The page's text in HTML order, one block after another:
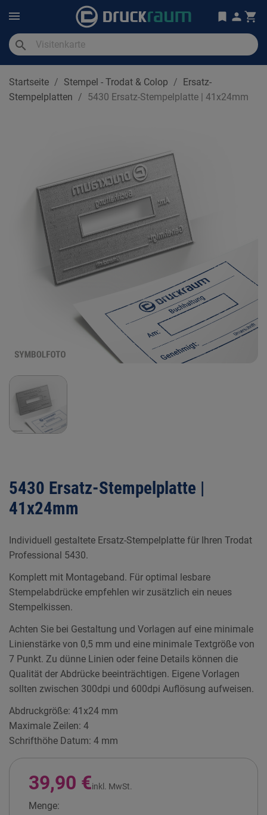
search
Startseite Stempel - Trodat & Colop
Ersatz-
Stempelplatten
5430 Ersatz-Stempelplatte | 41x24mm
5430 Ersatz-Stempelplatte |
41x24mm
Individuell gestaltete Ersatz-Stempelplatte für Ihren Trodat
Professional 5430.
Komplett mit Montageband. Für optimal lesbare
Stempelabdrücke empfehlen wir zusätzlich ein neues
Stempelkissen.
Achten Sie bei Gestaltung und Vorlagen auf eine minimale
Linienstärke von 0,5 mm und eine minimale Textgröße von
7 Punkt. Zu dünne Linien oder feine Details können die
Qualität der Abdrücke beeinträchtigen. Eigene Vorlagen
sollten zwischen 300dpi und 600dpi Auflösung aufweisen.
Abdruckgröße: 41x24 mm
Maximale Zeilen: 4
Schrifthöhe Datum: 4 mm
39,90 €inkl. MwSt.
Menge: